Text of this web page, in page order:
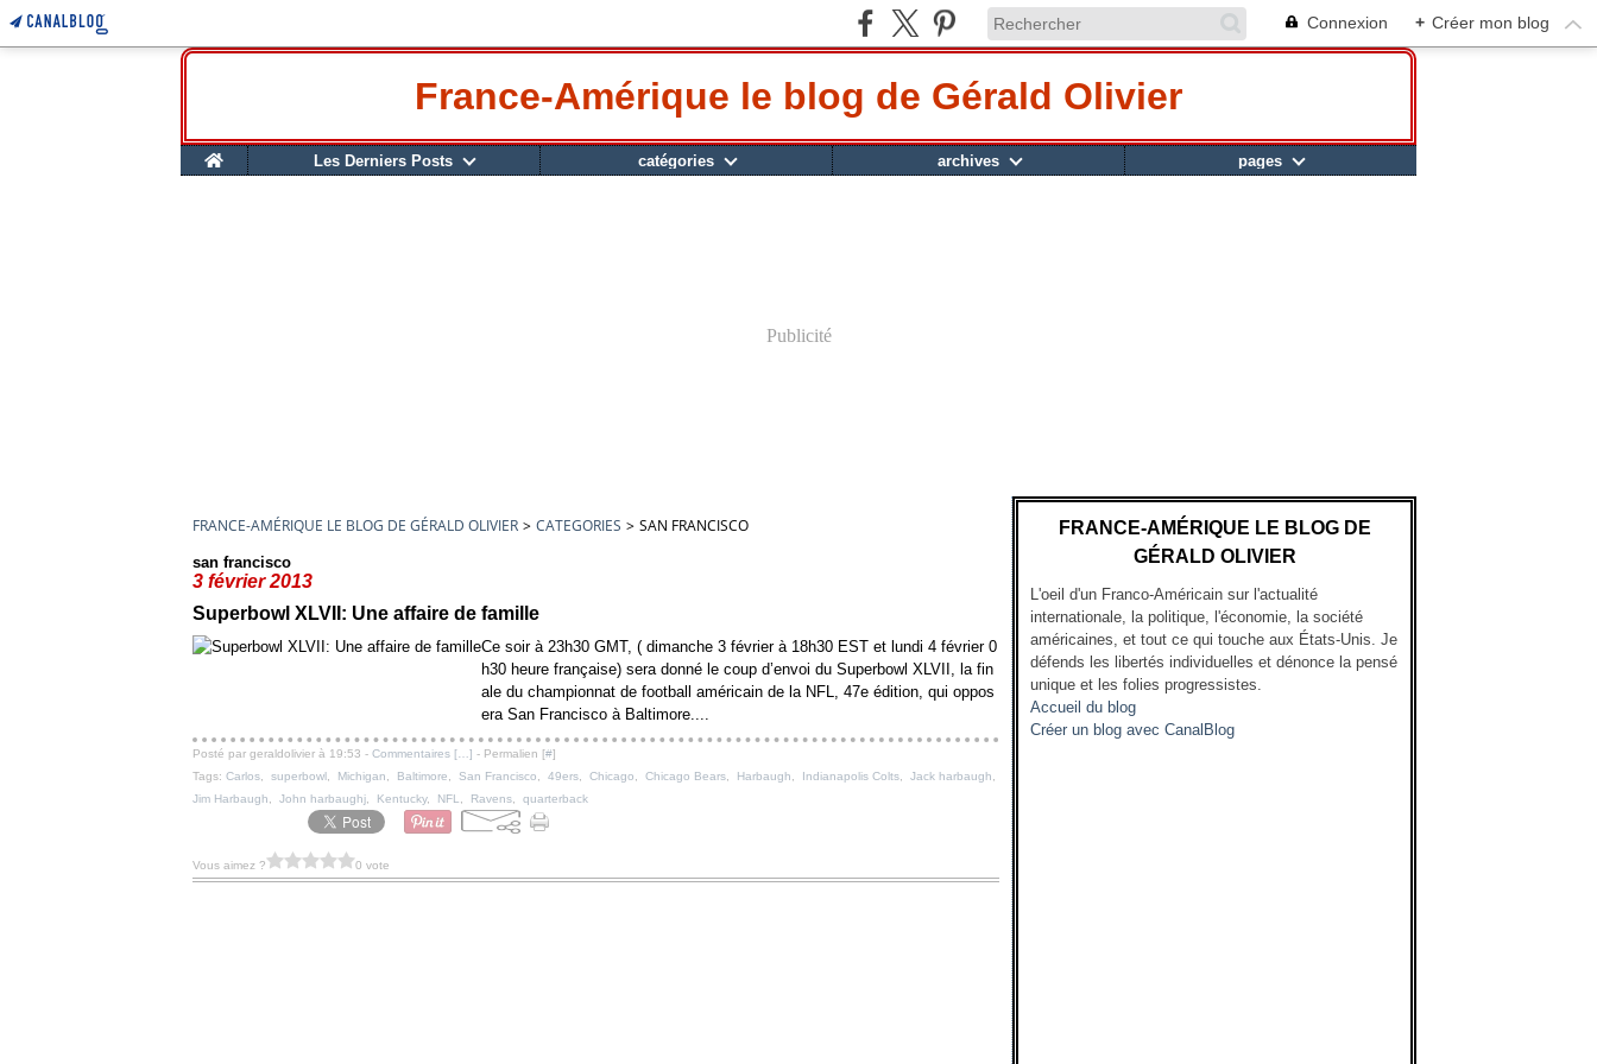
Connexion + Créer mon blog
France-Amérique le blog de Gérald Olivier
Home Les Derniers Posts catégories archives pages
Publicité
FRANCE-AMÉRIQUE LE BLOG DE GÉRALD OLIVIER > CATEGORIES > SAN FRANCISCO
san francisco
3 février 2013
Superbowl XLVII: Une affaire de famille
Ce soir à 23h30 GMT, ( dimanche 3 février à 18h30 EST et lundi 4 février 0
h30 heure française) sera donné le coup d’envoi du Superbowl XLVII, la fin
ale du championnat de football américain de la NFL, 47e édition, qui oppos
era San Francisco à Baltimore....
Posté par geraldolivier à 19:53 - Commentaires [ ] - Permalien [#]
Tags: Carlos superbowl Michigan Baltimore San Francisco 49ers Chicago Chicago Bears Harbaugh Indianapolis Colts Jack harbaugh
Jim Harbaugh
John harbaughj Kentucky, NFL Ravens quarterback
Vous aimez ? 0 vote
FRANCE-AMÉRIQUE LE BLOG DE
GÉRALD OLIVIER
L'oeil d'un Franco-Américain sur l'actualité
internationale, la politique, l'économie, la société
américaines, et tout ce qui touche aux États-Unis. Je
défends les libertés individuelles et dénonce la pensé
unique et les folies progressistes.
Accueil du blog
Créer un blog avec CanalBlog